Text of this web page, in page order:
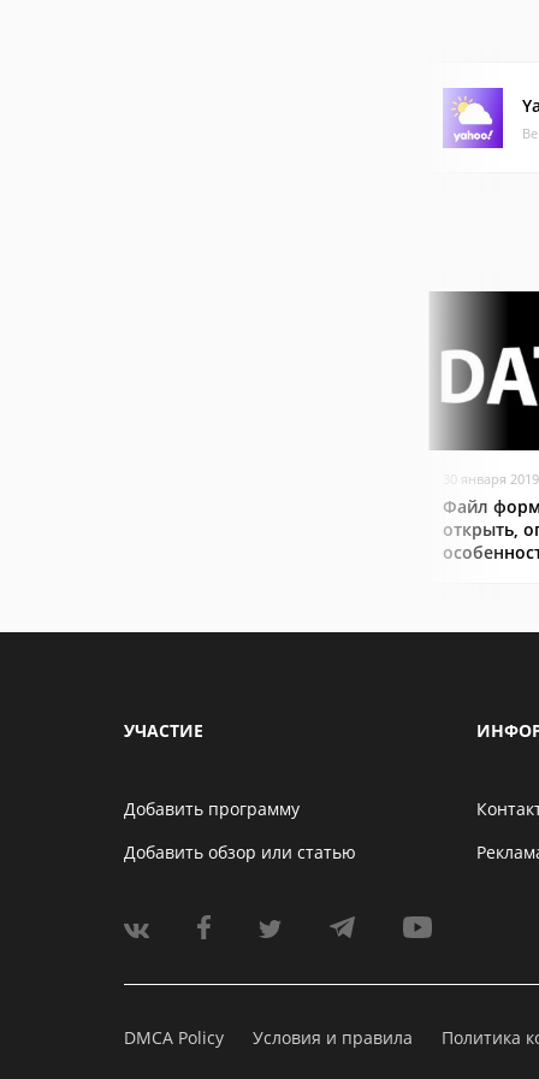
30 января 2019
Файл
открыть,
УЧАСТИЕ
Добавить программу
Добавить обзор или статью
DMCA Policy Условия и правила Политика